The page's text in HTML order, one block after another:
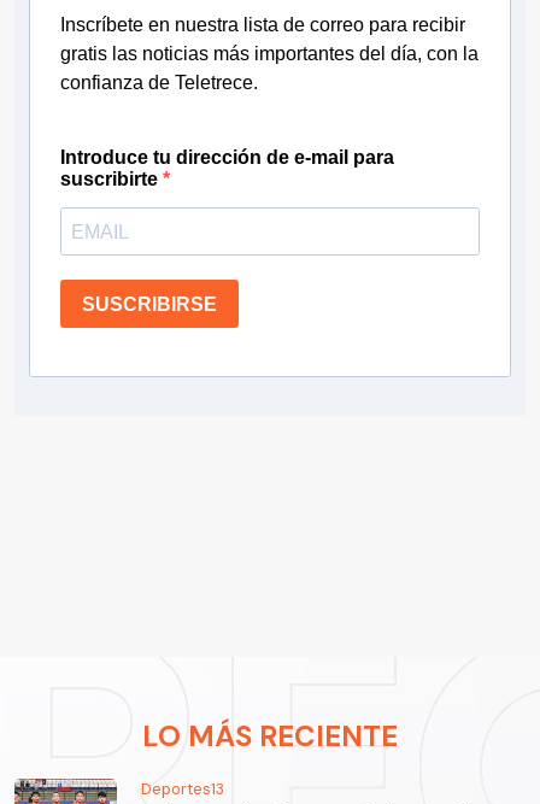
Inscríbete en nuestra lista de correo para recibir
gratis las noticias más importantes del día, con la
confianza de Teletrece.
Introduce tu dirección de e-mail para
suscribirte
SUSCRIBIRSE
LO MÁS RECIENTE
Deportes13